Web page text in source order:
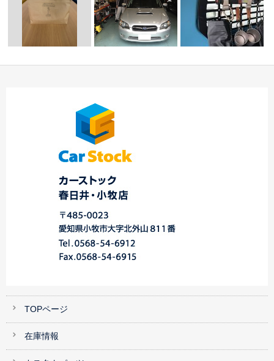
納…
TOPページ
在庫情報